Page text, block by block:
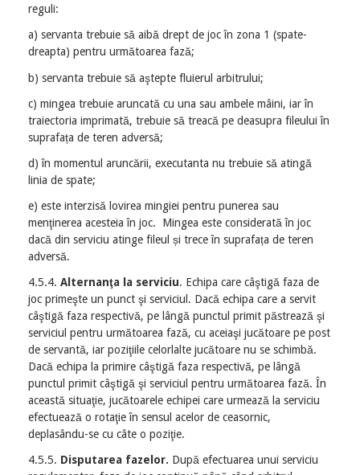
reguli:
a) servanta trebuie să aibă drept de joc în zona 1 (spate-
dreapta) pentru următoarea fază;
b) servanta trebuie să aştepte fluierul arbitrului;
c) mingea trebuie aruncată cu una sau ambele mâini, iar în
traiectoria imprimată, trebuie să treacă pe deasupra fileului în
suprafața de teren adversă;
d) în momentul aruncării, executanta nu trebuie să atingă
linia de spate;
e) este interzisă lovirea mingiei pentru punerea sau
menţinerea acesteia în joc. Mingea este considerată în joc
dacă din serviciu atinge fileul și trece în suprafața de teren
adversă.
4.5.4. Alternanţa la serviciu. Echipa care câştigă faza de
joc primeşte un punct şi serviciul. Dacă echipa care a servit
câştigă faza respectivă, pe lângă punctul primit păstrează şi
serviciul pentru următoarea fază, cu aceiaşi jucătoare pe post
de servantă, iar poziţiile celorlalte jucătoare nu se schimbă.
Dacă echipa la primire câştigă faza respectivă, pe lângă
punctul primit câştigă şi serviciul pentru următoarea fază. În
această situaţie, jucătoarele echipei care urmează la serviciu
efectuează o rotaţie în sensul acelor de ceasornic,
deplasându-se cu câte o poziţie.
4.5.5. Disputarea fazelor. După efectuarea unui serviciu